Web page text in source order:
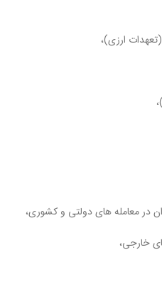
ارزی)،
در معامله ­های دولتی و کشوری،
خارجی،